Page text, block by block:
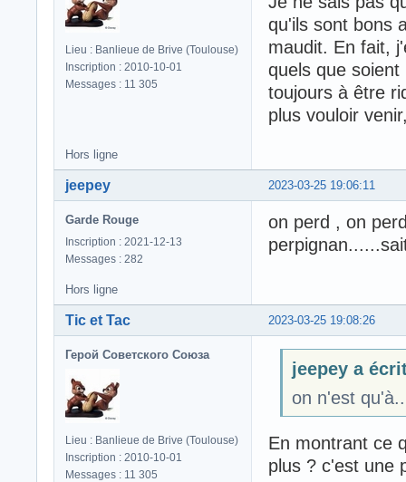
Lieu : Banlieue de Brive (Toulouse)
Inscription : 2010-10-01
Messages : 11 305
qu'ils sont bons
maudit. En fait,
quels que
toujours à être
plus vouloir
Hors ligne
2023-03-25 19:06:11
jeepey
Garde Rouge
Inscription : 2021-12-13
Messages : 282
on perd , on
Hors ligne
2023-03-25 19:08:26
Tic et Tac
Герой Советского Союза
Lieu : Banlieue de Brive (Toulouse)
Inscription : 2010-10-01
Messages : 11 305
jeepey a
on n'est
En montrant ce
plus ? c'est une